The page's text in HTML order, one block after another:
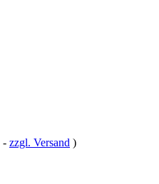
- zzgl. Versand )